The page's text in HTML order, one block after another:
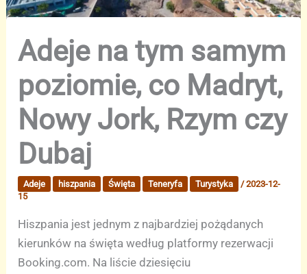
Adeje na tym samym
poziomie, co Madryt,
Nowy Jork, Rzym czy
Dubaj
Adeje hiszpania Święta Teneryfa Turystyka /2023-12-
15
Hiszpania jest jednym z najbardziej pożądanych
kierunków na święta według platformy rezerwacji
Booking.com. Na liście dziesięciu